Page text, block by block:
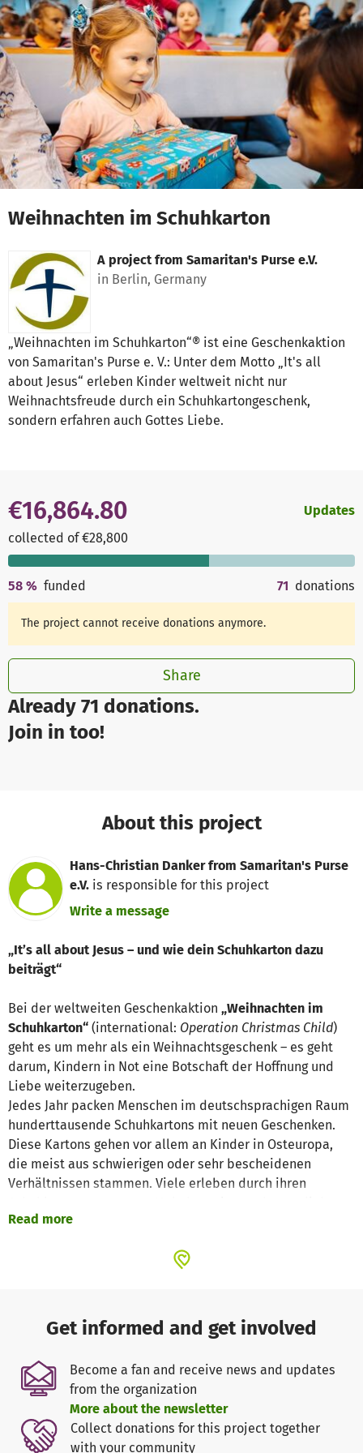
Skip to main content
Show accessibility statement
Weihnachten im Schuhkarton
A project from Samaritan's Purse e.V.
in Berlin, Germany
„Weihnachten im Schuhkarton“® ist eine Geschenkaktion
von Samaritan's Purse e. V.: Unter dem Motto „It's all
about Jesus“ erleben Kinder weltweit nicht nur
Weihnachtsfreude durch ein Schuhkartongeschenk,
sondern erfahren auch Gottes Liebe.
Already 71 donations.
Join in too!
€16,864.80
collected of €28,800
Updates
58 % funded 71 donations
The project cannot receive donations anymore.
Share
About this project
Hans-Christian Danker from Samaritan's Purse
e.V. is responsible for this project
Write a message
„It’s all about Jesus – und wie dein Schuhkarton dazu
beiträgt“
Bei der weltweiten Geschenkaktion „Weihnachten im
Schuhkarton“ (international: Operation Christmas Child)
geht es um mehr als ein Weihnachtsgeschenk – es geht
darum, Kindern in Not eine Botschaft der Hoffnung und
Liebe weiterzugeben.
Jedes Jahr packen Menschen im deutschsprachigen Raum
hunderttausende Schuhkartons mit neuen Geschenken.
Diese Kartons gehen vor allem an Kinder in Osteuropa,
die meist aus schwierigen oder sehr bescheidenen
Verhältnissen stammen. Viele erleben durch ihren
und wertgeschätzt werden.
Auch in diesem Jahr möchten wir wieder so viele Kinder
jeder einzelne Karton kann Leben verändern.
🎥 Hier könnt ihr euch einen Eindruck von „Weihnachten
im Schuhkarton“ verschaffen: Zum Video
Warum eure Spende so wichtig ist
Die Kinder, die wir mit „Weihnachten im Schuhkarton“
Read more
Get informed and get involved
Become a fan and receive news and updates
from the organization
More about the newsletter
Collect donations for this project together
with your community